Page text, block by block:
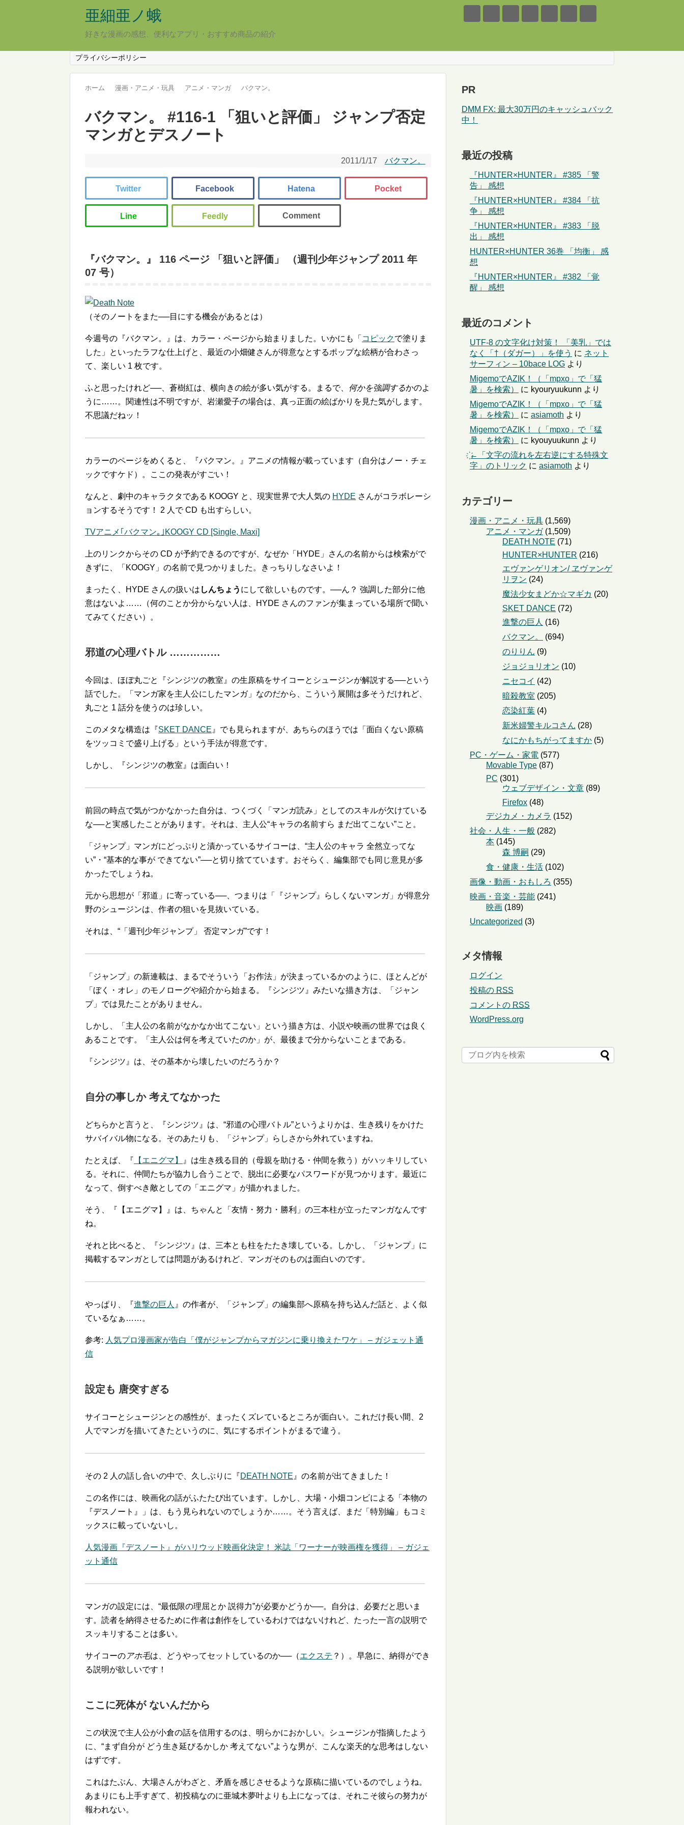
亜細亜ノ蛾
好きな漫画の感想、便利なアプリ・おすすめ商品の紹介
プライバシーポリシー
ホーム 漫画・アニメ・玩具 アニメ・マンガ バクマン。
バクマン。 #116-1 「狙いと評価」 ジャンプ否定
マンガとデスノート
2011/1/17 バクマン。
『バクマン。』 116 ページ 「狙いと評価」 （週刊少年ジャンプ 2011 年
07 号）
（そのノートをまた──目にする機会があるとは）
今週号の『バクマン。』は、カラー・ページから始まりました。いかにも「 コピックで塗りま
した」といったラフな仕上げと、最近の小畑健さんが得意なとするポップな絵柄が合わさっ
て、楽しい 1 枚です。
ふと思ったけれど──、蒼樹紅は、横向きの絵が多い気がする。まるで、 何かを強調するかのよ
うに……。関連性は不明ですが、岩瀬愛子の場合は、真っ正面の絵ばかりを見た気がします。
不思議だねッ！
カラーのページをめくると、『バクマン。』アニメの情報が載っています（自分はノー・チェ
ックですケド）。ここの発表がすごい！
なんと、劇中のキャラクタである KOOGY と、現実世界で大人気の HYDE さんがコラボレーシ
ョンするそうです！ 2 人で CD も出すらしい。
TVアニメ｢バクマン｡｣KOOGY CD [Single, Maxi]
上のリンクからその CD が予約できるのですが、なぜか「HYDE」さんの名前からは検索がで
きずに、「KOOGY」の名前で見つかりました。きっちりしなさいよ！
まったく、HYDE さんの扱いは しんちょう にして欲しいものです。──ん？ 強調した部分に他
意はないよ……（何のことか分からない人は、HYDE さんのファンが集まっている場所で聞い
てみてください）。
邪道の心理バトル ……………
今回は、ほぼ丸ごと『シンジツの教室』の生原稿をサイコーとシュージンが解説する──という
話でした。「マンガ家を主人公にしたマンガ」なのだから、こういう展開は多そうだけれど、
丸ごと 1 話分を使うのは珍しい。
このメタな構造は『SKET DANCE 』でも見られますが、あちらのほうでは「面白くない原稿
をツッコミで盛り上げる」という手法が得意です。
しかし、『シンジツの教室』は面白い！
前回の時点で気がつかなかった自分は、つくづく「マンガ読み」としてのスキルが欠けている
な──と実感したことがあります。それは、主人公 キャラの名前すら まだ出てこない こと。
「ジャンプ」マンガにどっぷりと漬かっているサイコーは、
主人公のキャラ 全然立ってな
い
・ 基本的な事が できてない ──と切り捨てています。おそらく、編集部でも同じ意見が多
かったでしょうね。
元から思想が「邪道」に寄っている──、つまりは「『ジャンプ』らしくないマンガ」が得意分
野のシュージンは、作者の狙いを見抜いている。
それは、 「週刊少年ジャンプ」 否定マンガ です！
「ジャンプ」の新連載は、まるでそういう「お作法」が決まっているかのように、ほとんどが
「ぼく・オレ」のモノローグや紹介から始まる。『シンジツ』みたいな描き方は、「ジャン
プ」では見たことがありません。
しかし、「主人公の名前がなかなか出てこない」という描き方は、小説や映画の世界では良く
あることです。「主人公は何を考えていたのか」が、最後まで分からないことまである。
『シンジツ』は、その基本から壊したいのだろうか？
自分の事しか 考えてなかった
どちらかと言うと、『シンジツ』は、 邪道の心理バトル というよりかは、生き残りをかけた
サバイバル物になる。そのあたりも、「ジャンプ」らしさから外れていますね。
たとえば、『 【エニグマ】
』は生き残る目的（母親を助ける・仲間を救う）がハッキリしてい
る。それに、仲間たちが協力し合うことで、脱出に必要なパスワードが見つかります。最近に
なって、倒すべき敵としての「エニグマ」が描かれました。
そう、『【エニグマ】』は、ちゃんと「友情・努力・勝利」の三本柱が立ったマンガなんです
ね。
それと比べると、『シンジツ』は、三本とも柱をたたき壊している。しかし、「ジャンプ」に
掲載するマンガとしては問題があるけれど、マンガそのものは面白いのです。
やっぱり、『進撃の巨人 』の作者が、「ジャンプ」の編集部へ原稿を持ち込んだ話と、よく似
ているなぁ……。
参考: 人気プロ漫画家が告白「僕がジャンプからマガジンに乗り換えたワケ」 – ガジェット通
信
設定も 唐突すぎる
サイコーとシュージンとの感性が、まったくズレているところが面白い。これだけ長い間、2
人でマンガを描いてきたというのに、気にするポイントがまるで違う。
その 2 人の話し合いの中で、久しぶりに『DEATH NOTE 』の名前が出てきました！
この名作には、映画化の話がふたたび出ています。しかし、大場・小畑コンビによる「本物の
『デスノート』」は、もう見られないのでしょうか……。そう言えば、まだ「特別編」もコミ
ックスに載っていないし。
人気漫画『デスノート』がハリウッド映画化決定！ 米誌「ワーナーが映画権を獲得」 – ガジェ
ット通信
マンガの設定には、 最低限の理屈とか 説得力 が必要かどうか──。自分は、必要だと思いま
す。読者を納得させるために作者は創作をしているわけではないけれど、たった一言の説明で
スッキリすることは多い。
サイコーの アホ毛は、どうやってセットしているのか──（エクステ ？）。早急に、納得ができ
る説明が欲しいです！
ここに死体が ないんだから
この状況で主人公が小倉の話を信用するのは、明らかにおかしい。シュージンが指摘したよう
に、
まず自分が どう生き延びるかしか 考えてない ような男が、こんな楽天的な思考はしない
はずです。
これはたぶん、大場さんがわざと、矛盾を感じさせるような原稿に描いているのでしょうね。
あまりにも上手すぎて、初投稿なのに亜城木夢叶よりも上になっては、それこそ彼らの努力が
報われない。
PR
DMM FX: 最大30万円のキャッシュバック
中！
最近の投稿
『HUNTER×HUNTER』 #385 「警
告」 感想
『HUNTER×HUNTER』 #384 「抗
争」 感想
『HUNTER×HUNTER』 #383 「脱
出」 感想
HUNTER×HUNTER 36巻 「均衡」 感
想
『HUNTER×HUNTER』 #382 「覚
醒」 感想
最近のコメント
UTF-8 の文字化け対策！ 「美乳」では
なく「†（ダガー）」を使う に ネット
サーフィン – 10bace LOG より
MigemoでAZIK！（「mpxo」で「猛
暑」を検索）
に kyouryuukunn より
MigemoでAZIK！（「mpxo」で「猛
暑」を検索）
に asiamoth より
MigemoでAZIK！（「mpxo」で「猛
暑」を検索）
に kyouyuukunn より
҉←「文字の流れを左右逆にする特殊文
字」のトリック に asiamoth より
カテゴリー
漫画・アニメ・玩具 (1,569)
アニメ・マンガ(1,509)
DEATH NOTE (71)
HUNTER×HUNTER (216)
エヴァンゲリオン/ ヱヴァンゲ
リヲン (24)
魔法少女まどか☆マギカ (20)
SKET DANCE (72)
進撃の巨人 (16)
バクマン。
(694)
のりりん (9)
ジョジョリオン (10)
ニセコイ (42)
暗殺教室 (205)
恋染紅葉 (4)
新米婦警キルコさん (28)
なにかもちがってますか (5)
PC・ゲーム・家電 (577)
Movable Type (87)
PC (301)
ウェブデザイン・文章 (89)
Firefox (48)
デジカメ・カメラ (152)
社会・人生・一般 (282)
本 (145)
森 博嗣 (29)
食・健康・生活 (102)
画像・動画・おもしろ (355)
映画・音楽・芸能 (241)
映画 (189)
Uncategorized (3)
メタ情報
ログイン
投稿の RSS
コメントの RSS
WordPress.org